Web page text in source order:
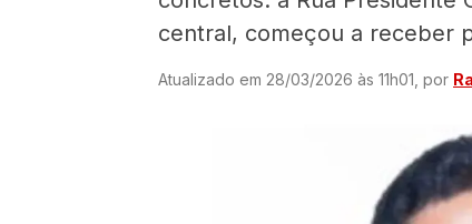
central, começou a receber
Atualizado em 28/03/2026 às 11h01, por